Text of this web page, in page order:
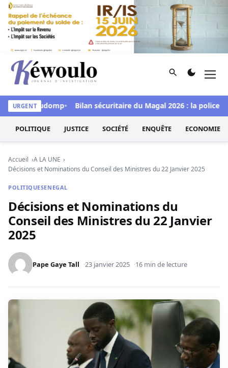
Aller au contenu
Kéwoulo, le premier site d'information et d'investigation
Rechercher
URGENT
à Goudomp Bilan sécuritaire du Magal 2026 : la police a
POLITIQUE JUSTICE SOCIÉTÉ ENQUÊTE ECONOMIE
Accueil
A LA UNE
Décisions et Nominations du Conseil des Ministres du 22 Janvier 2025
POLITIQUESENEGAL
Décisions et Nominations du
Conseil des Ministres du 22 Janvier
2025
Pape Gaye Tall 23 janvier 2025 16 min de lecture